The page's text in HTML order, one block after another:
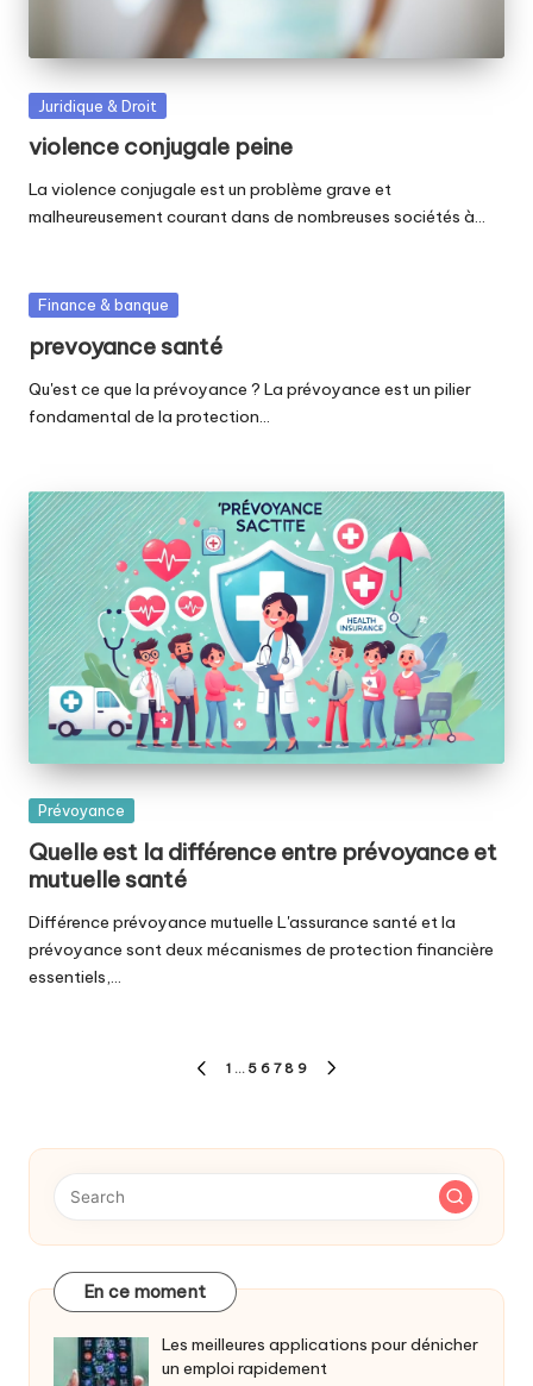
Posted
Juridique & Droit
violence conjugale peine
La violence conjugale est un problème grave et
malheureusement courant dans de nombreuses sociétés à…
Posted
Finance & banque
prevoyance santé
Qu'est ce que la prévoyance ? La prévoyance est un pilier
fondamental de la protection…
Posted
Prévoyance
Quelle est la différence entre prévoyance et
mutuelle santé
Différence prévoyance mutuelle L'assurance santé et la
prévoyance sont deux mécanismes de protection financière
essentiels,…
Pagination
publications
PREVIOUS
1 … 5 6 7 8 9
En ce moment
Les meilleures applications pour dénicher
un emploi rapidement